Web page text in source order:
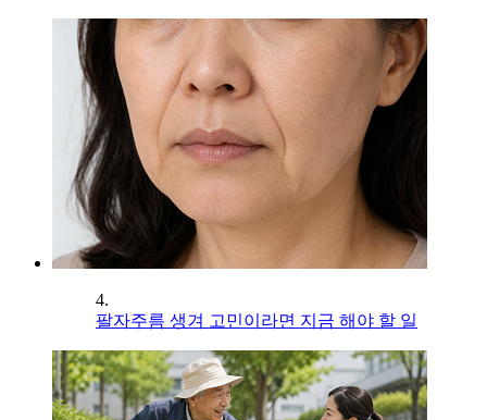
4.
팔자주름 생겨 고민이라면 지금 해야 할 일